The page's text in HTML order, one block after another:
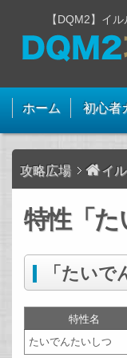
【DQM2】イ
ホーム 初心者
攻略広場 イ
特性「た
「たい
特性名
たいでんたいしつ